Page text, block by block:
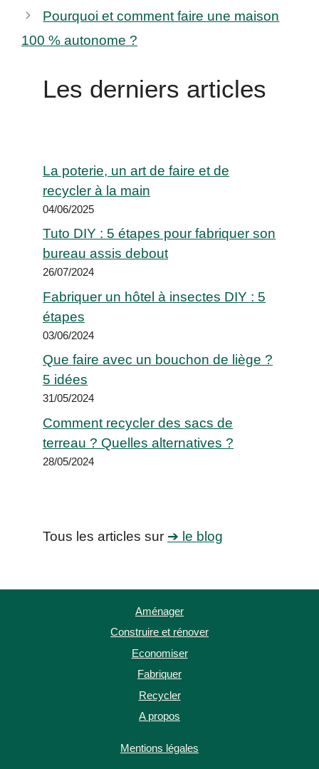
Pourquoi et comment faire une maison
100 % autonome ?
Les derniers articles
La poterie, un art de faire et de
recycler à la main
04/06/2025
Tuto DIY : 5 étapes pour fabriquer son
bureau assis debout
26/07/2024
Fabriquer un hôtel à insectes DIY : 5
étapes
03/06/2024
Que faire avec un bouchon de liège ?
5 idées
31/05/2024
Comment recycler des sacs de
terreau ? Quelles alternatives ?
28/05/2024
Tous les articles sur ➔ le blog
Aménager
Construire et rénover
Economiser
Fabriquer
Recycler
A propos
Mentions légales